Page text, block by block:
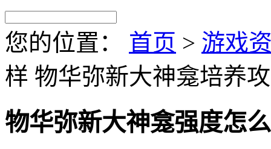
您的位置： 首页 > 游戏
样 物华弥新大神龛培养
物华弥新大神龛强度怎